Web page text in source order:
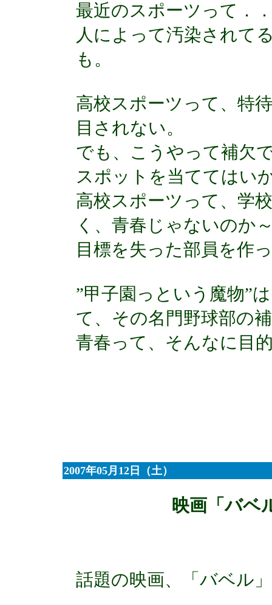
最近のスポーツって．
人によって汚染されて
も。
高校スポーツって、特
目されない。
でも、こうやって補欠
スポットを当ててはい
高校スポーツって、学
く、青春じゃないのか
目標を失った部員を作
”甲子園っという魔物”
て、その名門野球部の
青春って、そんなに目
2007年05月12日（土）
映画「バベ
話題の映画、「バベル